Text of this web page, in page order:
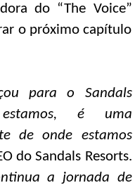
do “The Voice”
o próximo capítulo
para o Sandals
é uma
de onde estamos
do Sandals Resorts.
a jornada de